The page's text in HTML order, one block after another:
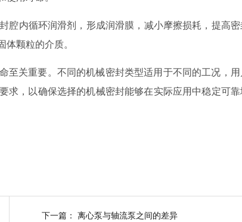
腔内循环润滑剂，形成润滑膜，减小摩擦损耗，提高
颗粒的介质。
至关重要。不同的机械密封类型适用于不同的工况，用
求，以确保选择的机械密封能够在实际应用中稳定可
下一篇： 离心泵与轴流泵之间的差异